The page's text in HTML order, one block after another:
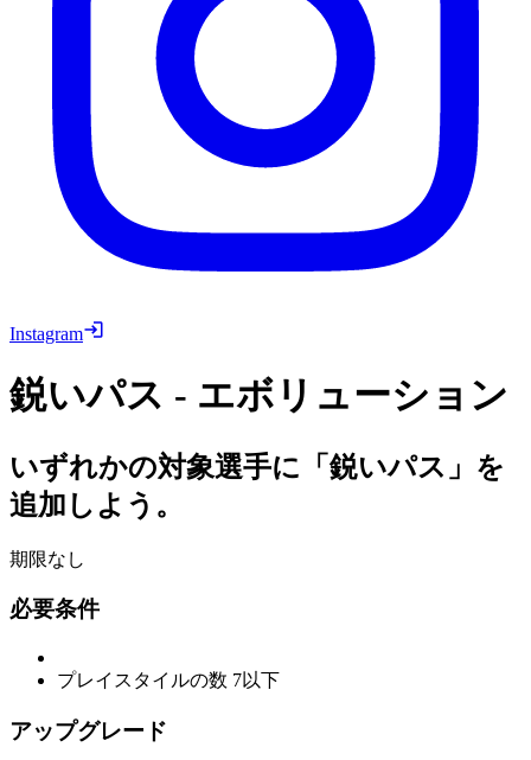
Instagram
鋭いパス - エボリューション
いずれかの対象選手に「鋭いパス」を
追加しよう。
期限なし
必要条件
プレイスタイルの数 7以下
アップグレード